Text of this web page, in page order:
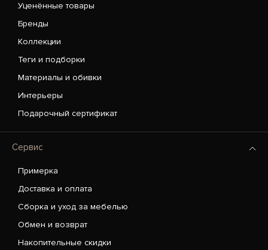
Уценённые товары
Бренды
Коллекции
Теги и подборки
Материалы и обивки
Интерьеры
Подарочный сертификат
Сервис
Примерка
Доставка и оплата
Сборка и уход за мебелью
Обмен и возврат
Накопительные скидки